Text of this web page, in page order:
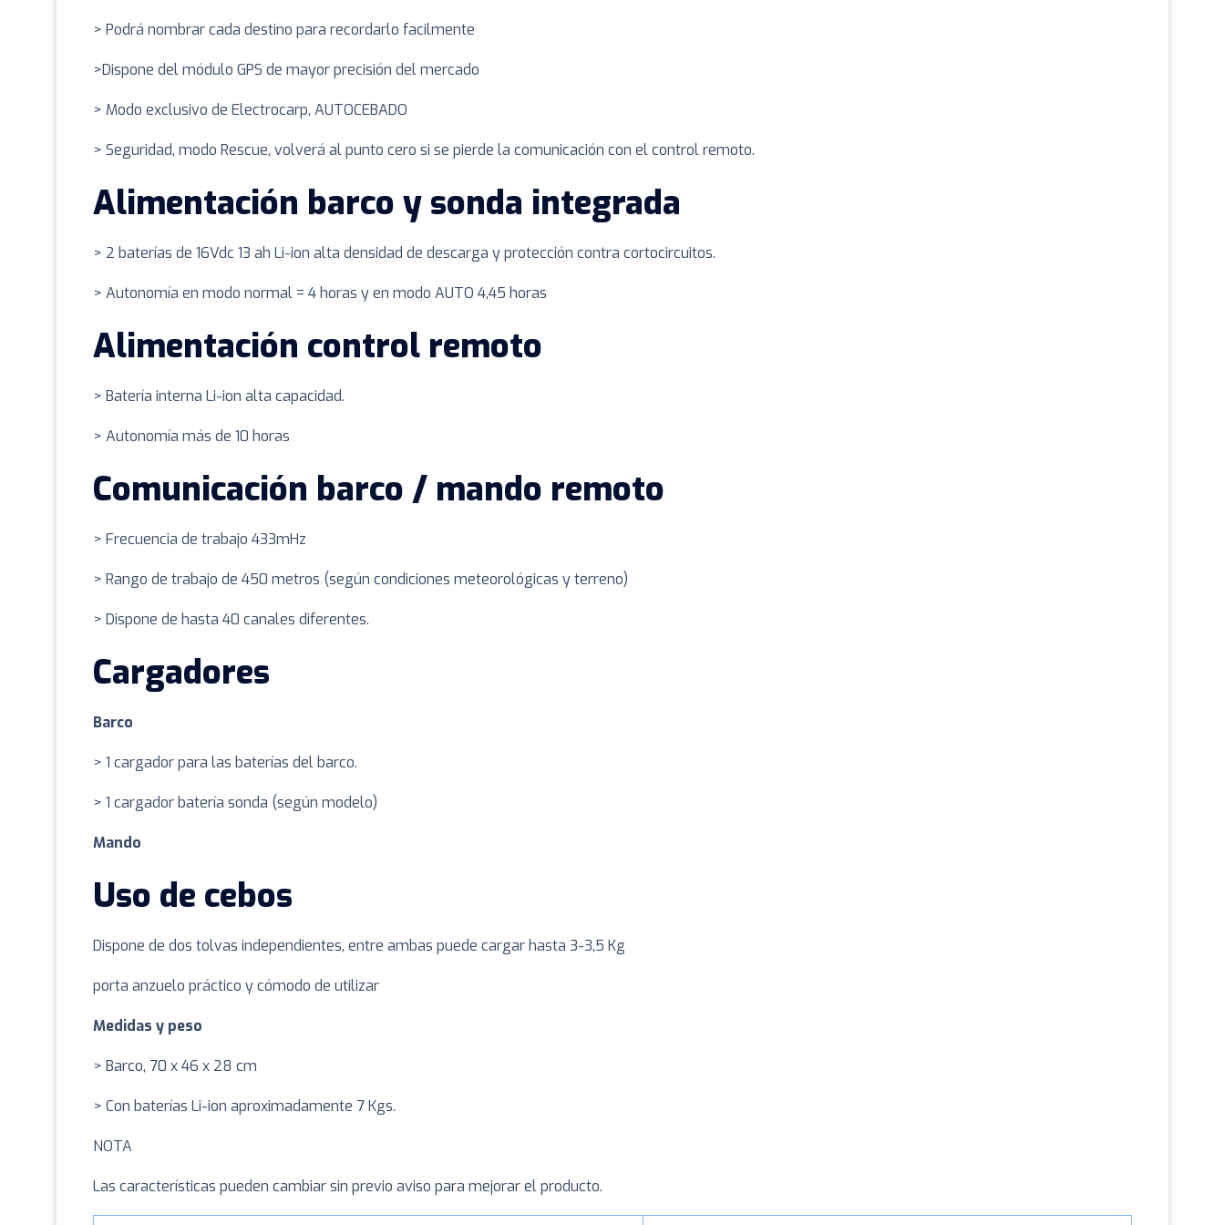
> Podrá nombrar cada destino para recordarlo facilmente
>Dispone del módulo GPS de mayor precisión del mercado
> Modo exclusivo de Electrocarp, AUTOCEBADO
> Seguridad, modo Rescue, volverá al punto cero si se pierde la comunicación con el control remoto.
Alimentación barco y sonda integrada
> 2 baterías de 16Vdc 13 ah Li-ion alta densidad de descarga y protección contra cortocircuitos.
> Autonomía en modo normal = 4 horas y en modo AUTO 4,45 horas
Alimentación control remoto
> Batería interna Li-ion alta capacidad.
> Autonomía más de 10 horas
Comunicación barco / mando remoto
> Frecuencia de trabajo 433mHz
> Rango de trabajo de 450 metros (según condiciones meteorológicas y terreno)
> Dispone de hasta 40 canales diferentes.
Cargadores
Barco
> 1 cargador para las baterías del barco.
> 1 cargador batería sonda (según modelo)
Mando
Uso de cebos
Dispone de dos tolvas independientes, entre ambas puede cargar hasta 3-3,5 Kg
porta anzuelo práctico y cómodo de utilizar
Medidas y peso
> Barco, 70 x 46 x 28 cm
> Con baterías Li-ion aproximadamente 7 Kgs.
NOTA
Las características pueden cambiar sin previo aviso para mejorar el producto.